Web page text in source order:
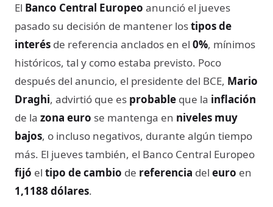
El Banco Central Europeo anunció el jueves
pasado su decisión de mantener lostipos de
interés de referencia anclados en el 0%, mínimos
históricos, tal y como estaba previsto. Poco
después del anuncio, el presidente del BCE, Mario
Draghi, advirtió que es probable que la inflación
de la zona euro se mantenga en niveles muy
bajos, o incluso negativos, durante algún tiempo
más. El jueves también, el Banco Central Europeo
fijó el tipo de cambio de referencia del euro en
1,1188 dólares.